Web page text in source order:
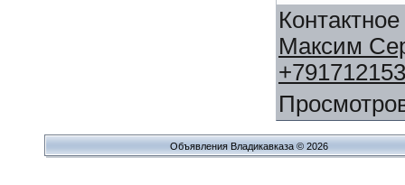
Максим
Объявления Владикавказа © 2026